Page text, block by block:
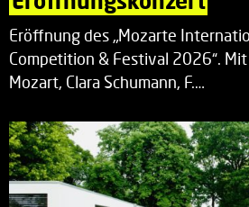
Eröffnung des „Mozarte
Competition & Festival 2026“. Mit
Mozart, Clara Schumann, F.…